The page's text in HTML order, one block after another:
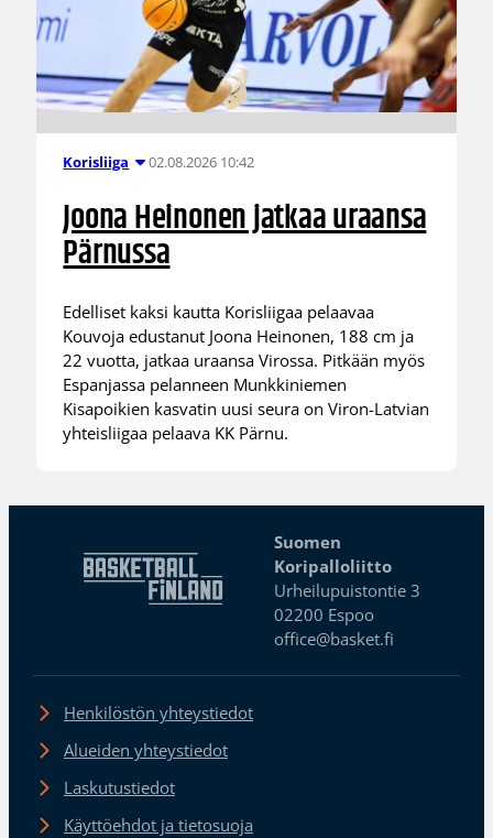
Korisliiga 02.08.2026 10:42
Joona Heinonen jatkaa uraansa
Pärnussa
Edelliset kaksi kautta Korisliigaa pelaavaa
Kouvoja edustanut Joona Heinonen, 188 cm ja
22 vuotta, jatkaa uraansa Virossa. Pitkään myös
Espanjassa pelanneen Munkkiniemen
Kisapoikien kasvatin uusi seura on Viron-Latvian
yhteisliigaa pelaava KK Pärnu.
Suomen
Koripalloliitto
Urheilupuistontie 3
02200 Espoo
office@basket.fi
Henkilöstön yhteystiedot
Alueiden yhteystiedot
Laskutustiedot
Käyttöehdot ja tietosuoja